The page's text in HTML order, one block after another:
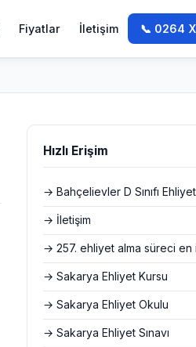
Fiyatlar İletişim 📞 0264
Hızlı Erişim
→ Bahçelievler D Sınıfı
→ İletişim
→ 257. ehliyet alma süreci en
→ Sakarya Ehliyet Kursu
→ Sakarya Ehliyet Okulu
→ Sakarya Ehliyet Sınavı